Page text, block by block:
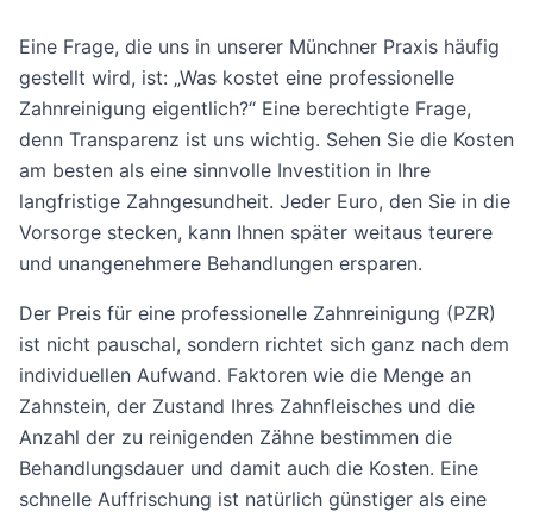
Eine Frage, die uns in unserer Münchner Praxis häufig
gestellt wird, ist: „Was kostet eine professionelle
Zahnreinigung eigentlich?“ Eine berechtigte Frage,
denn Transparenz ist uns wichtig. Sehen Sie die Kosten
am besten als eine sinnvolle Investition in Ihre
langfristige Zahngesundheit. Jeder Euro, den Sie in die
Vorsorge stecken, kann Ihnen später weitaus teurere
und unangenehmere Behandlungen ersparen.
Der Preis für eine professionelle Zahnreinigung (PZR)
ist nicht pauschal, sondern richtet sich ganz nach dem
individuellen Aufwand. Faktoren wie die Menge an
Zahnstein, der Zustand Ihres Zahnfleisches und die
Anzahl der zu reinigenden Zähne bestimmen die
Behandlungsdauer und damit auch die Kosten. Eine
schnelle Auffrischung ist natürlich günstiger als eine